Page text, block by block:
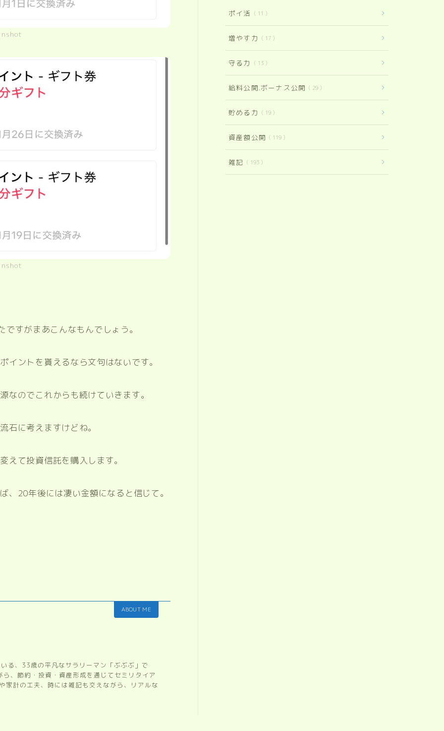
すがまあこんなもんでしょう。
イントを貰えるなら文句はないです。
なのでこれからも続けていきます。
石に考えますけどね。
えて投資信託を購入します。
、20年後には凄い金額になると信じて。
ABOUT ME
る、33歳の平凡なサラリーマン「ぶぶぶ」で
、節約・投資・資産形成を通じてセミリタイア
家計の工夫、時には雑記も交えながら、リアルな
ポイ活 11
増やす力 17
守る力 13
給料公開.ボーナス公開 29
貯める力 19
資産額公開 119
雑記 193